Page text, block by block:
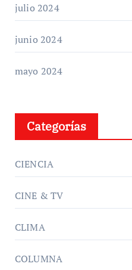
julio 2024
junio 2024
mayo 2024
Categorías
CIENCIA
CINE & TV
CLIMA
COLUMNA